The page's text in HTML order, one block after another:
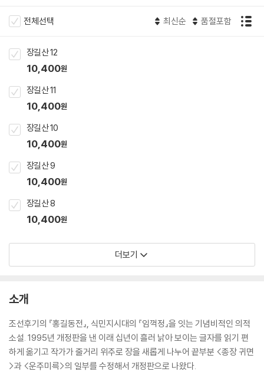
전체선택 최신순 품절포함
장길산 12
10,400원
장길산 11
10,400원
장길산 10
10,400원
장길산 9
10,400원
장길산 8
10,400원
더보기
소개
조선후기의 『홍길동전』, 식민지시대의 『임꺽정』을 잇는 기념비적인 의적
소설. 1995년 개정판을 낸 이래 십년이 흘러 낡아 보이는 글자를 읽기 편
하게 옮기고 작가가 줄거리 위주로 장을 새롭게 나누어 끝부분 <종장 귀면
>과 <운주미륵>의 일부를 수정해서 개정판으로 나왔다.